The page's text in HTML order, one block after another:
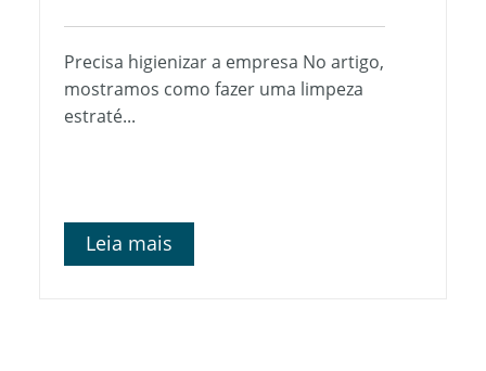
Precisa higienizar a empresa No artigo,
mostramos como fazer uma limpeza
estraté...
Leia mais